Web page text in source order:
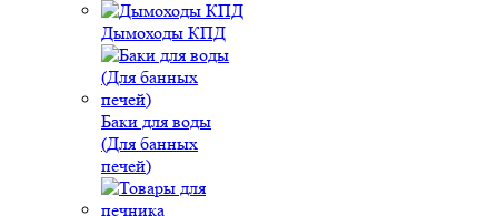
Дымоходы КПД
Баки для воды
(Для банных
печей)